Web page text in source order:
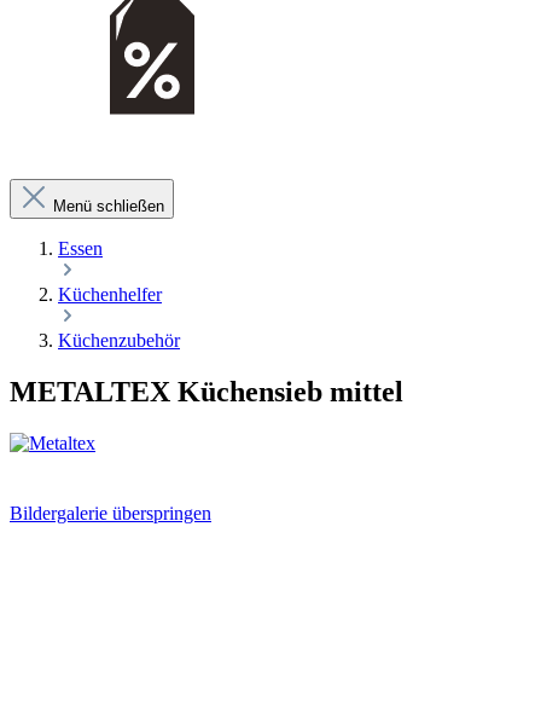
Menü schließen
Essen
Küchenhelfer
Küchenzubehör
METALTEX Küchensieb mittel
Bildergalerie überspringen